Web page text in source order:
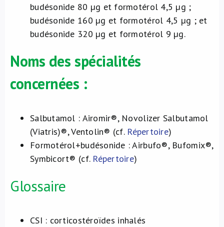
budésonide 80 µg et formotérol 4,5 µg ;
budésonide 160 µg et formotérol 4,5 µg ; et
budésonide 320 µg et formotérol 9 µg.
Noms des spécialités
concernées :
Salbutamol : Airomir®, Novolizer Salbutamol
(Viatris)®, Ventolin® (cf. Répertoire)
Formotérol+budésonide : Airbufo®, Bufomix®,
Symbicort® (cf. Répertoire)
Glossaire
CSI : corticostéroïdes inhalés